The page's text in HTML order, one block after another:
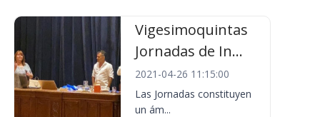
Vigesimoquintas
Jornadas de In...
2021-04-26 11:15:00
Las Jornadas constituyen
un ám...